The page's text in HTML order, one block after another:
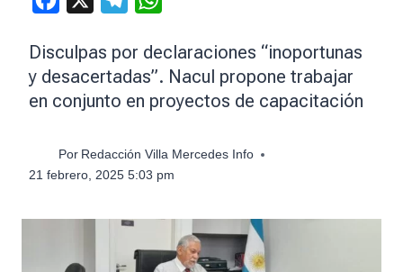
Disculpas por declaraciones “inoportunas
y desacertadas”. Nacul propone trabajar
en conjunto en proyectos de capacitación
Por Redacción Villa Mercedes Info
21 febrero, 2025 5:03 pm